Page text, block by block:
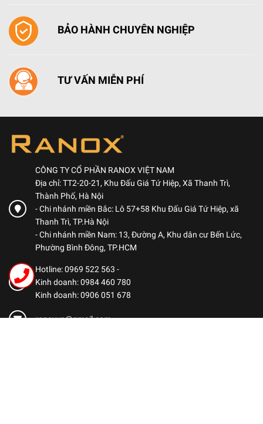
BẢO HÀNH CHUYÊN NGHIỆP
TƯ VẤN MIỄN PHÍ
CÔNG TY CỔ PHẦN RANOX VIỆT NAM
Địa chỉ: TT2-20-21, Khu Đấu Giá Tứ Hiệp, Xã Thanh Trì,
Thành Phố, Hà Nội
- Chi nhánh miền Bắc: Lô 57+58 Khu Đấu Giá Tứ Hiệp, xã
Thanh Trì, TP.Hà Nội
- Chi nhánh miền Nam: 13, Đường A, Khu dân cư Bến Lức,
Phường Bình Đông, TP.HCM
Hotline: 0969 522 563 -
Kinh doanh: 0984 460 780
Kinh doanh: 0906 051 678
ranoxvn@gmail.com